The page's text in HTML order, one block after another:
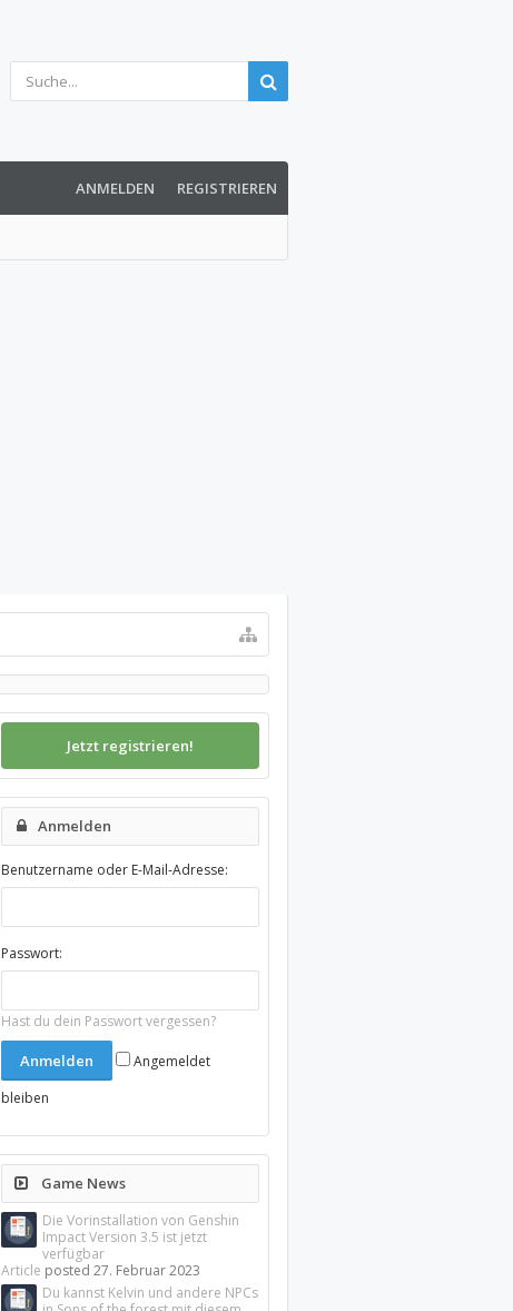
ANMELDEN REGISTRIEREN
Jetzt registrieren!
Anmelden
Benutzername oder E-Mail-Adresse:
Passwort:
Hast du dein Passwort vergessen?
Angemeldet
bleiben
Game News
Die Vorinstallation von Genshin
Impact Version 3.5 ist jetzt
verfügbar
Article posted27. Februar 2023
Du kannst Kelvin und andere NPCs